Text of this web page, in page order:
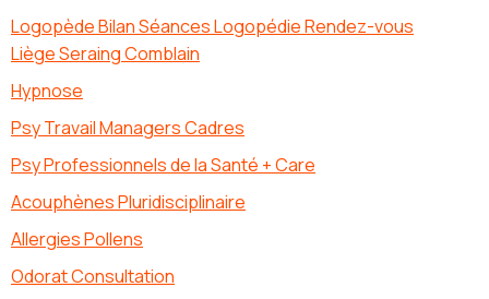
Logopède Bilan Séances Logopédie Rendez-vous
Liège Seraing Comblain
Hypnose
Psy Travail Managers Cadres
Psy Professionnels de la Santé + Care
Acouphènes Pluridisciplinaire
Allergies Pollens
Odorat Consultation